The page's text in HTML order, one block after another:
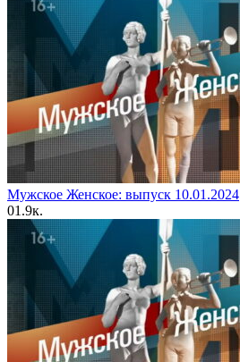
Мужское Женское: выпуск 10.01.2024
01.9к.